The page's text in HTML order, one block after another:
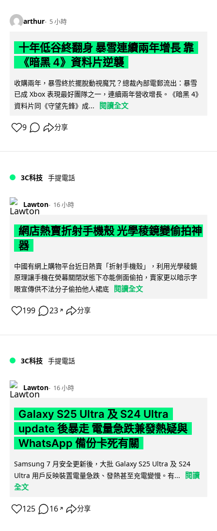
arthur 5 小時
十年低谷終翻身 暴雪連續兩年增長 靠
《暗黑 4》資料片逆襲
收購兩年，暴雪終於擺脫動視魔咒？總裁內部電郵流出：暴雪
已成 Xbox 表現最好團隊之一，連續兩年營收增長。《暗黑 4》
資料片同《守望先鋒》成...
閱讀全文
9 分享
3C科技 手提電話
Lawton 16 小時
網店熱賣折射手機殼 光學稜鏡變偷拍神
器
中國有網上購物平台近日熱賣「折射手機殼」，利用光學稜鏡
原理讓手機在熒幕關閉狀態下亦能側面偷拍，賣家更以暗示字
眼宣傳供不法分子偷拍他人裙底
閱讀全文
199 23 ↗ 分享
3C科技 手提電話
Lawton 16 小時
Galaxy S25 Ultra 及 S24 Ultra
update 後暴走 電量急跌兼發熱疑與
WhatsApp 備份卡死有關
Samsung 7 月安全更新後，大批 Galaxy S25 Ultra 及 S24
Ultra 用戶反映裝置電量急跌、發熱甚至充電變慢。有...
閱讀
全文
125 16 ↗ 分享